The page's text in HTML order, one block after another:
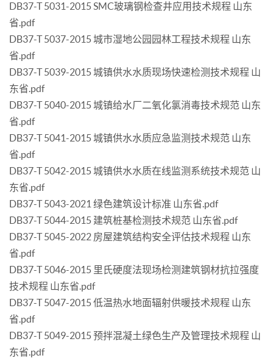
DB37-T 5031-2015 SMC玻璃钢检查井应用技术规程 山东
省.pdf
DB37-T 5037-2015 城市湿地公园园林工程技术规程 山东
省.pdf
DB37-T 5039-2015 城镇供水水质现场快速检测技术规程 山
东省.pdf
DB37-T 5040-2015 城镇给水厂二氧化氯消毒技术规范 山东
省.pdf
DB37-T 5041-2015 城镇供水水质应急监测技术规范 山东
省.pdf
DB37-T 5042-2015 城镇供水水质在线监测系统技术规范 山
东省.pdf
DB37-T 5043-2021 绿色建筑设计标准 山东省.pdf
DB37-T 5044-2015 建筑桩基检测技术规范 山东省.pdf
DB37-T 5045-2022 房屋建筑结构安全评估技术规程 山东
省.pdf
DB37-T 5046-2015 里氏硬度法现场检测建筑钢材抗拉强度
技术规程 山东省.pdf
DB37-T 5047-2015 低温热水地面辐射供暖技术规程 山东
省.pdf
DB37-T 5049-2015 预拌混凝土绿色生产及管理技术规程 山
东省.pdf